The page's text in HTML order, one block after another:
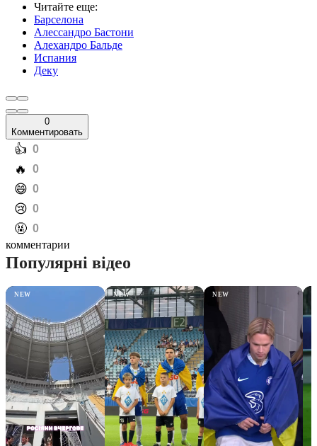
Читайте еще:
Барселона
Алессандро Бастони
Алехандро Бальде
Испания
Деку
0
Комментировать
️👍 0
️🔥 0
️😄 0
️😢 0
️🤬 0
комментарии